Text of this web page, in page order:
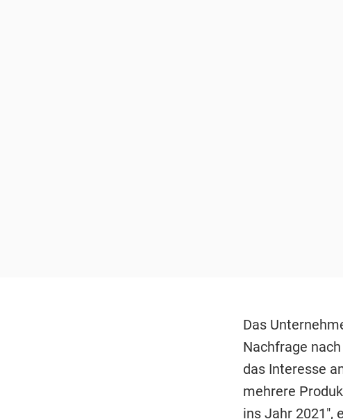
Das
Nachfrage
das Interesse
mehrere
ins Jahr 2021",